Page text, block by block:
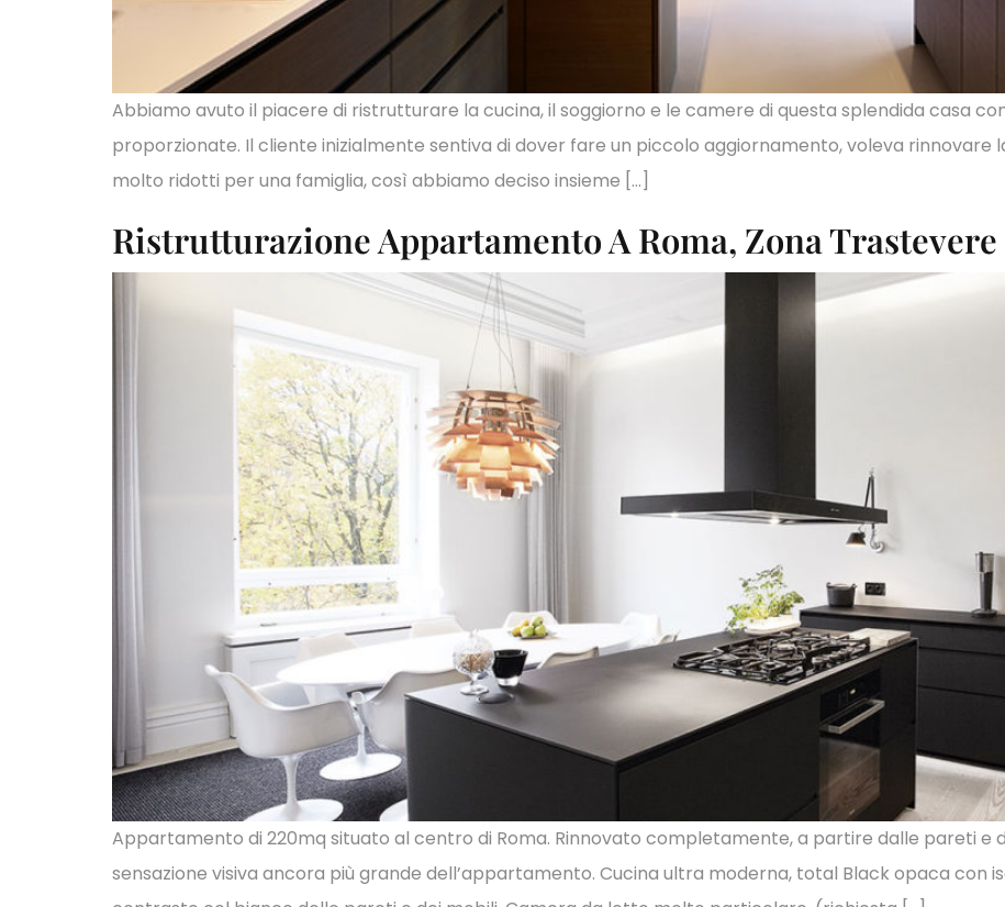
Abbiamo avuto il piacere di ristrutturare la cucina, il soggiorno e le camere di questa splendida casa
proporzionate. Il cliente inizialmente sentiva di dover fare un piccolo aggiornamento, voleva rinnovare
molto ridotti per una famiglia, così abbiamo deciso insieme […]
Ristrutturazione Appartamento A Roma, Zona Trastevere
Appartamento di 220mq situato al centro di Roma. Rinnovato completamente, a partire dalle pareti e
sensazione visiva ancora più grande dell’appartamento. Cucina ultra moderna, total Black opaca con